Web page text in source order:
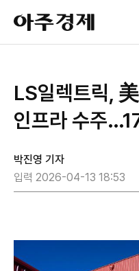
아
주
경
LS일렉트릭,
인프라 수주
박진영 기자
입력 2026-04-13 18:53